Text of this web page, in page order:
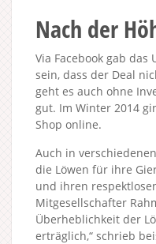
Nach der
Via Facebook gab
sein, dass der Deal
geht es auch ohne
gut. Im Winter 2014
Shop online.
Auch in
die Löwen für ihre
und ihren
Mitgesellschafter
Überheblichkeit der
erträglich,“ schrieb